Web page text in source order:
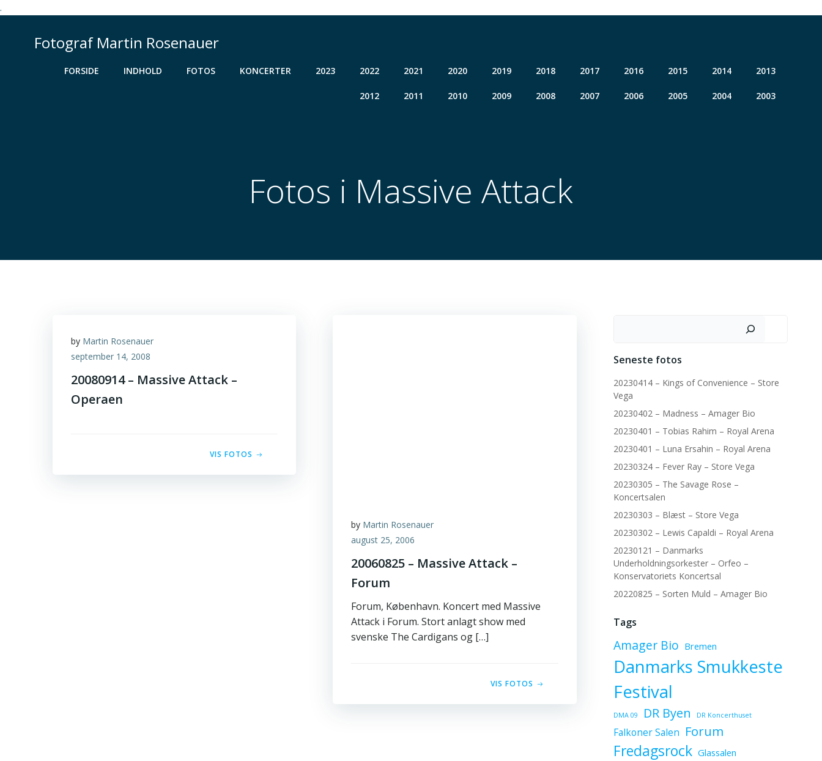
.
Fotograf Martin Rosenauer
FORSIDE INDHOLD FOTOS KONCERTER 2023 2022 2021 2020 2019 2018 2017 2016 2015 2014 2013
2012 2011 2010 2009 2008 2007 2006 2005 2004 2003
Fotos i Massive Attack
by Martin Rosenauer
september 14, 2008
20080914 – Massive Attack –
Operaen
VIS FOTOS
by Martin Rosenauer
august 25, 2006
20060825 – Massive Attack –
Forum
Forum, København. Koncert med Massive
Attack i Forum. Stort anlagt show med
svenske The Cardigans og […]
VIS FOTOS
Seneste fotos
20230414 – Kings of Convenience – Store
Vega
20230402 – Madness – Amager Bio
20230401 – Tobias Rahim – Royal Arena
20230401 – Luna Ersahin – Royal Arena
20230324 – Fever Ray – Store Vega
20230305 – The Savage Rose –
Koncertsalen
20230303 – Blæst – Store Vega
20230302 – Lewis Capaldi – Royal Arena
20230121 – Danmarks
Underholdningsorkester – Orfeo –
Konservatoriets Koncertsal
20220825 – Sorten Muld – Amager Bio
Tags
Amager Bio Bremen
Danmarks Smukkeste
Festival
DMA 09 DR Byen DR Koncerthuset
Falkoner Salen Forum
Fredagsrock Glassalen